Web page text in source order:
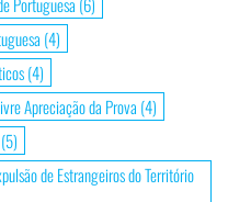
(4)
(4)
Apreciação da Prova (4)
(5)
de Estrangeiros do Território